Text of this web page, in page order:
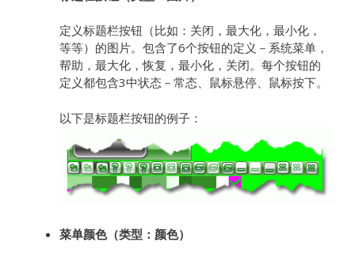
定义标题栏按钮（比如：关闭，最大化，最小化，
等等）的图片。包含了6个按钮的定义－系统菜单，
帮助，最大化，恢复，最小化，关闭。每个按钮的
定义都包含3中状态－常态、鼠标悬停、鼠标按下。
以下是标题栏按钮的例子：
菜单颜色（类型：颜色）